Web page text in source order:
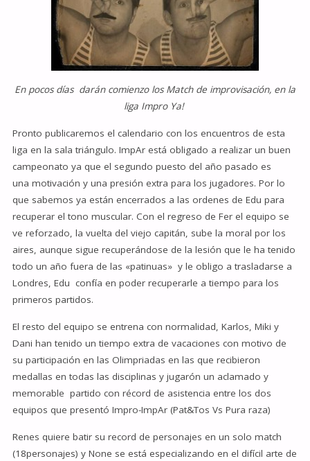
En pocos días darán comienzo los Match de improvisación, en la
liga Impro Ya!
Pronto publicaremos el calendario con los encuentros de esta
liga en la sala triángulo. ImpAr está obligado a realizar un buen
campeonato ya que el segundo puesto del año pasado es
una motivación y una presión extra para los jugadores. Por lo
que sabemos ya están encerrados a las ordenes de Edu para
recuperar el tono muscular. Con el regreso de Fer el equipo se
ve reforzado, la vuelta del viejo capitán, sube la moral por los
aires, aunque sigue recuperándose de la lesión que le ha tenido
todo un año fuera de las «patinuas» y le obligo a trasladarse a
Londres, Edu confía en poder recuperarle a tiempo para los
primeros partidos.
El resto del equipo se entrena con normalidad, Karlos, Miki y
Dani han tenido un tiempo extra de vacaciones con motivo de
su participación en las Olimpriadas en las que recibieron
medallas en todas las disciplinas y jugarón un aclamado y
memorable partido con récord de asistencia entre los dos
equipos que presentó Impro-ImpAr (Pat&Tos Vs Pura raza)
Renes quiere batir su record de personajes en un solo match
(18personajes) y None se está especializando en el difícil arte de